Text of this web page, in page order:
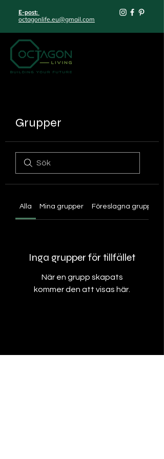
E-post:
octagonlife.eu@gmail.com
Grupper
Alla Mina grupper Föreslagna grupper
Inga grupper för tillfället
När en grupp skapats
kommer den att visas här.